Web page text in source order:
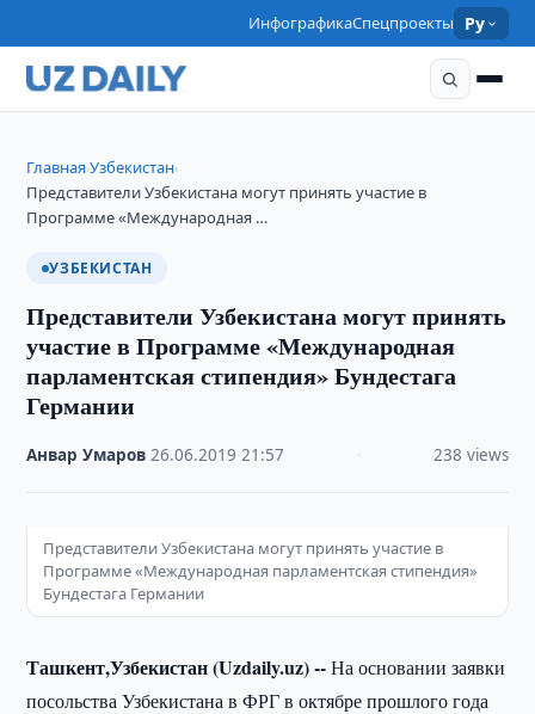
ИнфографикаСпецпроекты Ру
Главная›Узбекистан›
Представители Узбекистана могут принять участие в
Программе «Международная …
УЗБЕКИСТАН
Представители Узбекистана могут принять
участие в Программе «Международная
парламентская стипендия» Бундестага
Германии
Анвар Умаров ·26.06.2019 ·21:57 238 views
Представители Узбекистана могут принять участие в
Программе «Международная парламентская стипендия»
Бундестага Германии
Ташкент,Узбекистан (Uzdaily.uz) --На основании заявки
посольства Узбекистана в ФРГ в октябре прошлого года